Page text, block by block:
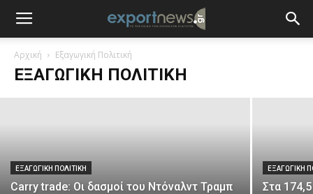
Αρχική Εξαγωγική Πολιτική
ΕΞΑΓΩΓΙΚΉ ΠΟΛΙΤΙΚΉ
Ποια είναι η «γραμμή» που αποφάσισαν
οι 27 της ΕΕ απέναντι στους δασμούς
Τραμπ
13 Φεβρουαρίου 2025
ΕΞΑΓΩΓΙΚΉ ΠΟΛΙΤΙΚΉ
Carry trade: Οι δασμοί του Ντόναλντ Τραμπ
ΕΞΑΓΩΓΙΚΉ
Στα